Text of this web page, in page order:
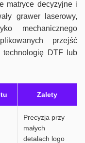
matryce decyzyjne i
grawer laserowy,
mechanicznego
przejść
technologię DTF lub
Zalety
Precyzja przy
małych
detalach logo